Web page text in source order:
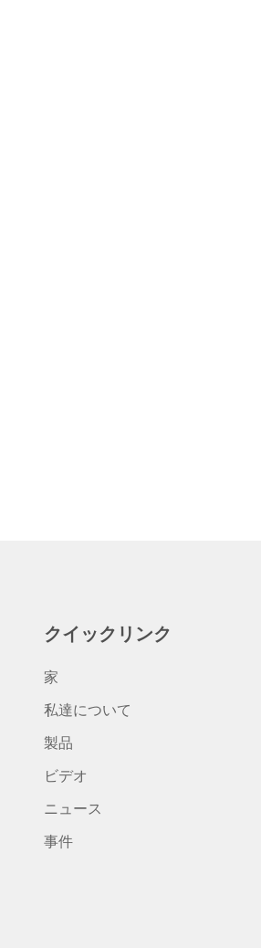
クイックリンク
家
私達について
製品
ビデオ
ニュース
事件